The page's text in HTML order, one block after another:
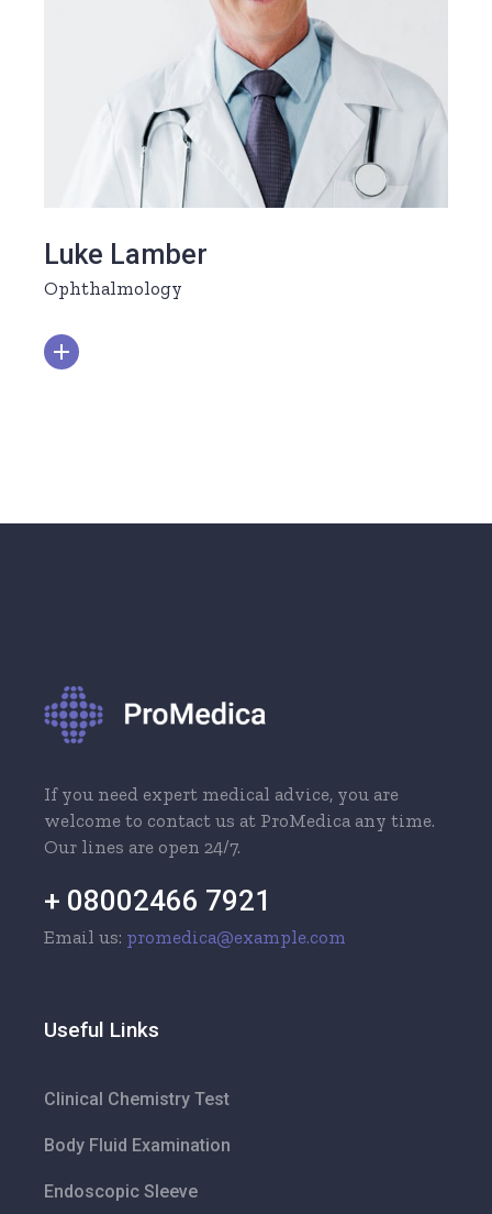
Luke Lamber
Ophthalmology
If you need expert medical advice, you are
welcome to contact us at ProMedica any time.
Our lines are open 24/7.
+ 08002466 7921
Email us: promedica@example.com
Useful Links
Clinical Chemistry Test
Body Fluid Examination
Endoscopic Sleeve